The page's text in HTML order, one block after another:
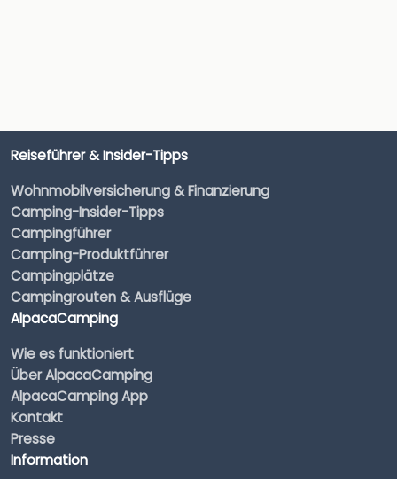
Reiseführer & Insider-Tipps
Wohnmobilversicherung & Finanzierung
Camping-Insider-Tipps
Campingführer
Camping-Produktführer
Campingplätze
Campingrouten & Ausflüge
AlpacaCamping
Wie es funktioniert
Über AlpacaCamping
AlpacaCamping App
Kontakt
Presse
Information